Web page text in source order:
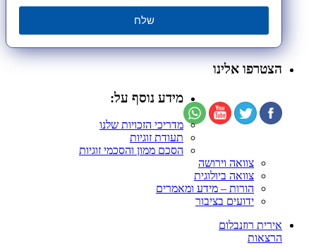
שלח
הצטרפו אלינו
מידע נוסף על:
מדריכי הזכויות שלנו
תעודת זוגיות
הסכם ממון והסכמי זוגיות
צוואה וירושה
צוואה ביולוגית
הורות – מידע ומאמרים
ידועים בציבור
אירית רוזנבלום
הרצאות